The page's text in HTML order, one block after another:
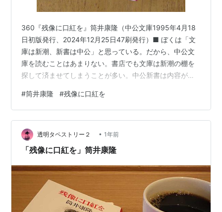
360『残像に口紅を』筒井康隆（中公文庫1995年4月18
日初版発行、2024年12月25日47刷発行）■ ぼくは「文
庫は新潮、新書は中公」と思っている。だから、中公文
庫を読むことはあまりない。書店でも文庫は新潮の棚を
探して済ませてしまうことが多い。中公新書は内容が濃
と、ちくま新書が多い。読んでみたいと思わせるタイト
ルはちくま新書に多く、中公新書のタイトルは硬い。
「文庫は新潮、新書は中公・ちくま」と改めるべきかも
しれない。文庫は新潮なのに、新潮の新書はあまり読ん
だことがなく、書棚を見ても新潮新書は『バカの壁』養
#筒井康隆 #残像に口紅を
透明タペストリー２ • 1年前
「残像に口紅を」筒井康隆